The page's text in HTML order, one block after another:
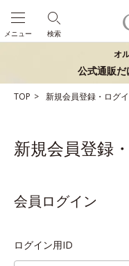
検索
メニュー
オ
公式通販だ
TOP 新規会員登録・ログ
新規会員登録
会員ログイン
ログイン用ID